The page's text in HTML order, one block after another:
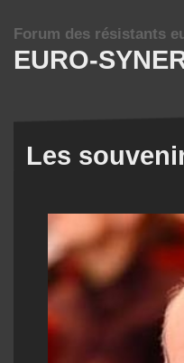
EURO-
Forum des résistants
Les